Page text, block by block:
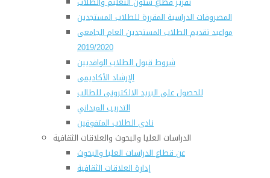
المصروفات الدراسية المقررة للطلاب المستجدين
مواعيد تقديم الطلاب المستجدين العام الجامعى
2019/2020
شروط قبول الطلاب الوافديين
الإرشاد الأكاديمى
للحصول على البريد الالكترونى للطالب
التدريب الميداني
نادى الطلاب المتفوقين
الدراسات العليا والبحوث والعلاقات الثقافية
عن قطاع الدراسات العليا والبحوث
إدارة العلاقات الثقافية